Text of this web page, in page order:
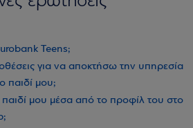
Teens;
για να αποκτήσω την υπηρεσία
παιδί μου;
παιδί μου μέσα από το προφίλ του στο